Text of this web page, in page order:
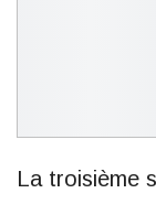
La troisième